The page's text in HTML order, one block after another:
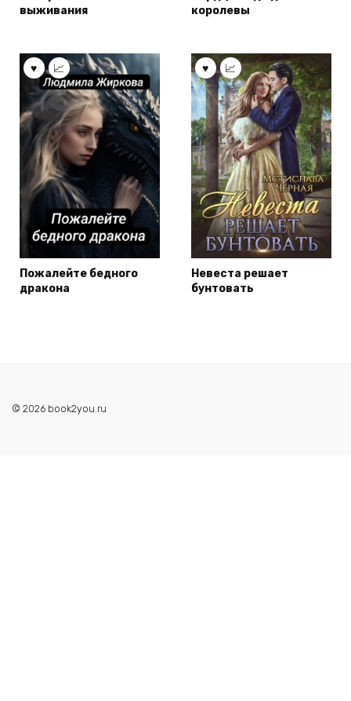
выживания
королевы
Пожалейте бедного
дракона
Невеста решает
бунтовать
© 2026 book2you.ru